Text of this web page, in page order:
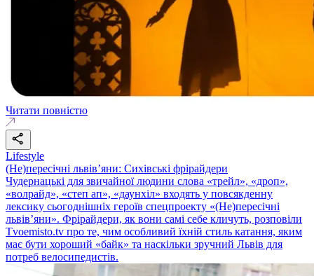
Читати повністю
Lifestyle
(Не)пересічні львів’яни: Сихівські фрірайдери
Чудернацькі для звичайної людини слова «трейл», «дроп»,
«волрайд», «степ ап», «даунхіл» входять у повсякденну
лексику сьогоднішніх героїв спецпроекту «(Не)пересічні
львів’яни». Фрірайдери, як вони самі себе кличуть, розповіли
Tvoemisto.tv про те, чим особливий їхній стиль катання, яким
має бути хороший «байк» та наскільки зручний Львів для
потреб велосипедистів.